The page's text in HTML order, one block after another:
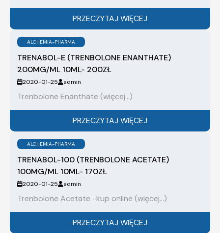
PRZECZYTAJ WIĘCEJ
ALCHEMIA-PHARMA
TRENABOL-E (TRENBOLONE ENANTHATE)
200MG/ML 10ML- 200ZŁ
2020-01-25 admin
Trenbolone Enanthate (więcej…)
PRZECZYTAJ WIĘCEJ
ALCHEMIA-PHARMA
TRENABOL-100 (TRENBOLONE ACETATE)
100MG/ML 10ML- 170ZŁ
2020-01-25 admin
Trenbolone Acetate -kup online (więcej…)
PRZECZYTAJ WIĘCEJ